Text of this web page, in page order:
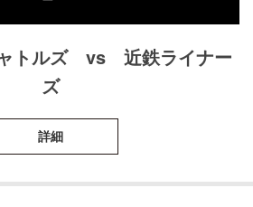
トルズ vs 近鉄ライナー
ズ
詳細